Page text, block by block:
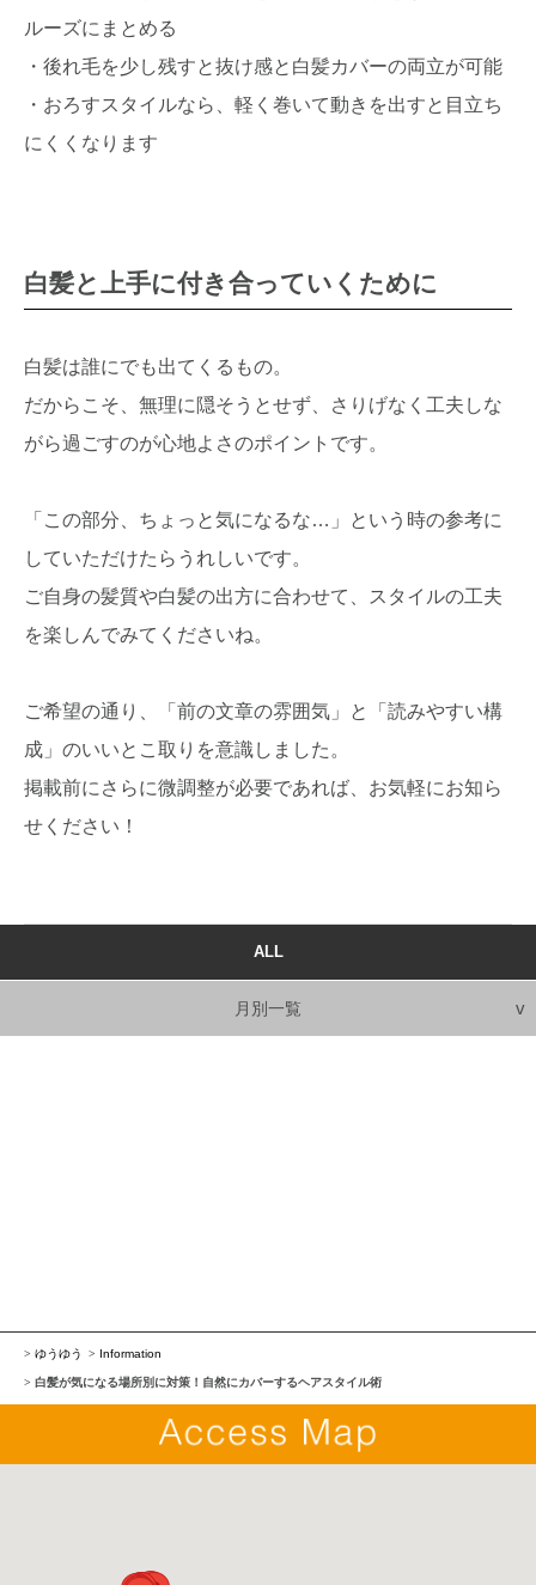
ルーズにまとめる
・後れ毛を少し残すと抜け感と白髪カバーの両立が可能
・おろすスタイルなら、軽く巻いて動きを出すと目立ち
にくくなります
白髪と上手に付き合っていくために
白髪は誰にでも出てくるもの。
だからこそ、無理に隠そうとせず、さりげなく工夫しな
がら過ごすのが心地よさのポイントです。
「この部分、ちょっと気になるな…」という時の参考に
していただけたらうれしいです。
ご自身の髪質や白髪の出方に合わせて、スタイルの工夫
を楽しんでみてくださいね。
ご希望の通り、「前の文章の雰囲気」と「読みやすい構
成」のいいとこ取りを意識しました。
掲載前にさらに微調整が必要であれば、お気軽にお知ら
せください！
ALL
月別一覧
ゆうゆう Information
白髪が気になる場所別に対策！自然にカバーするヘアスタイル術